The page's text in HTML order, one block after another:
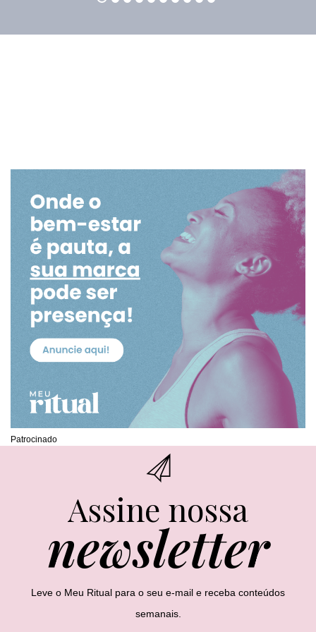
Patrocinado
Assine nossa
newsletter
Leve o Meu Ritual para o seu e-mail e receba conteúdos
semanais.